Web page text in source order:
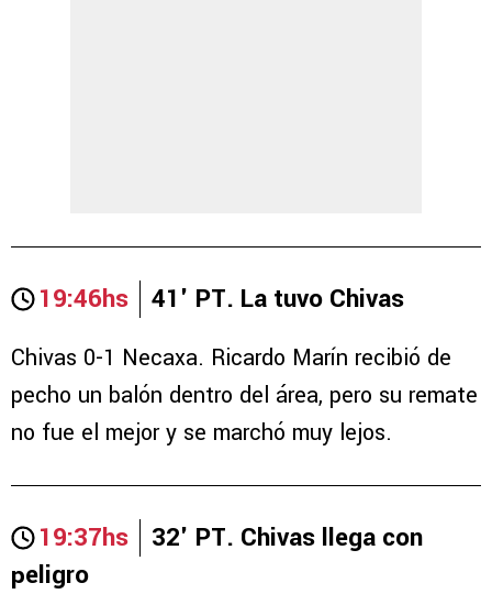
19:46hs 41' PT. La tuvo Chivas
Chivas 0-1 Necaxa. Ricardo Marín recibió de
pecho un balón dentro del área, pero su remate
no fue el mejor y se marchó muy lejos.
19:37hs
32' PT. Chivas llega con
peligro